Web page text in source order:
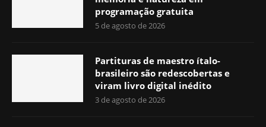
programação gratuita
5 de agosto de 2026
Partituras de maestro ítalo-
brasileiro são redescobertas e
viram livro digital inédito
3 de agosto de 2026